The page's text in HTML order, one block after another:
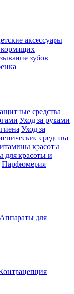
аксессуары
зубов
средства
Уход за руками
Уход за
средства
красоты
для красоты и
Парфюмерия
Аппараты для